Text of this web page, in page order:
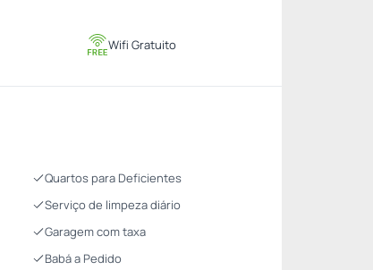
Wifi Gratuito
Quartos para Deficientes
Serviço de limpeza diário
Garagem com taxa
Babá a Pedido